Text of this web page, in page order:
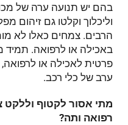
בהם יש תנועה ערה של
וליכלוך וקלטו גם זיהום
הרבים. צמחים כאלו לא
באכילה או לרפואה.
פרטית לאכילה או
ערב של כלי רכב.
מתי אסור לקטוף
רפואה ותה?